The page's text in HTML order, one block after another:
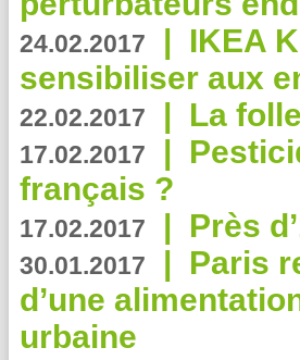
24.02.2017 | IKEA
sensibiliser aux
22.02.2017 | La
17.02.2017 |
français ?
17.02.2017 | Près
30.01.2017 | Paris
d’une
urbaine